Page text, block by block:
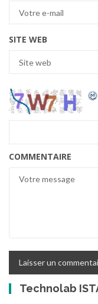
SITE WEB
COMMENTAIRE
Technolab